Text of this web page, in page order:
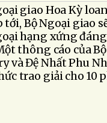
giao Hoa Kỳ
tới, Bộ Ngoại giao
hạng xứng đáng
thông cáo của
và Đệ Nhất Phu
trao giải cho 10